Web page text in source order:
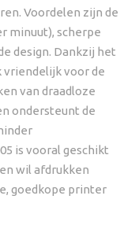
Voordelen zijn de
minuut), scherpe
design. Dankzij het
vriendelijk voor de
van draadloze
ondersteunt de
is vooral geschikt
wil afdrukken
goedkope printer